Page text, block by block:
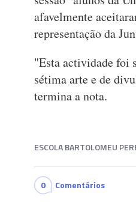
afavelmente
representação da
"Esta actividade foi
sétima arte e de
termina a nota.
ESCOLA BARTOLOMEU
0 Comentários